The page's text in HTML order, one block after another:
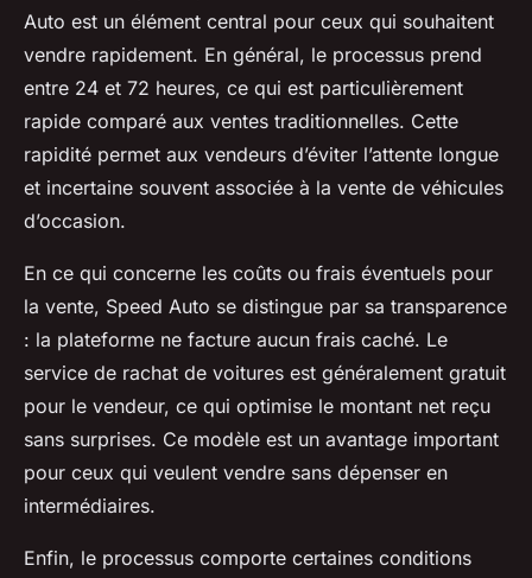
Auto est un élément central pour ceux qui souhaitent
vendre rapidement. En général, le processus prend
entre 24 et 72 heures, ce qui est particulièrement
rapide comparé aux ventes traditionnelles. Cette
rapidité permet aux vendeurs d’éviter l’attente longue
et incertaine souvent associée à la vente de véhicules
d’occasion.
En ce qui concerne les coûts ou frais éventuels pour
la vente, Speed Auto se distingue par sa transparence
: la plateforme ne facture aucun frais caché. Le
service de rachat de voitures est généralement gratuit
pour le vendeur, ce qui optimise le montant net reçu
sans surprises. Ce modèle est un avantage important
pour ceux qui veulent vendre sans dépenser en
intermédiaires.
Enfin, le processus comporte certaines conditions